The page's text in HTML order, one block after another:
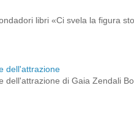
libri «Ci svela la figura
dell'attrazione
di Gaia Zendali